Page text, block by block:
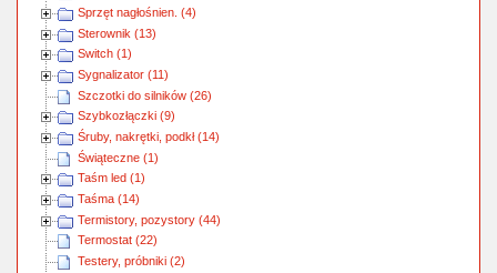
Sprzęt nagłośnien. (4)
Sterownik (13)
Switch (1)
Sygnalizator (11)
Szczotki do silników (26)
Szybkozłączki (9)
Śruby, nakrętki, podkł (14)
Świąteczne (1)
Taśm led (1)
Taśma (14)
Termistory, pozystory (44)
Termostat (22)
Testery, próbniki (2)